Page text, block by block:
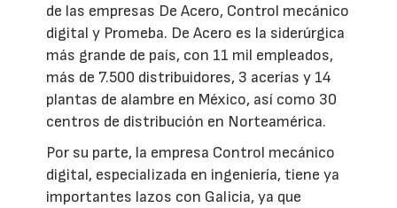
de las empresas De Acero, Control mecánico
digital y Promeba. De Acero es la siderúrgica
más grande de país, con 11 mil empleados,
más de 7.500 distribuidores, 3 acerías y 14
plantas de alambre en México, así como 30
centros de distribución en Norteamérica.
Por su parte, la empresa Control mecánico
digital, especializada en ingeniería, tiene ya
importantes lazos con Galicia, ya que